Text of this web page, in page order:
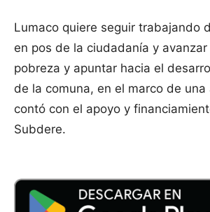
Lumaco quiere seguir trabajando
en pos de la ciudadanía y
pobreza y apuntar hacia el
de la comuna, en el marco de
contó con el apoyo y
Subdere.